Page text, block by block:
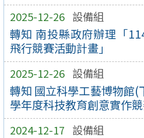
2025-12-26 設備組
轉知 南投縣政府辦理「
飛行競賽活動計畫」
2025-12-26 設備組
轉知 國立科學工藝博物館
學年度科技教育創意實作競
2024-12-17 設備組